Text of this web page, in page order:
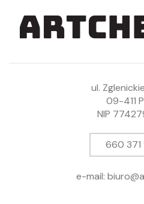
ul.
09-411
NIP
660 371
e-mail: